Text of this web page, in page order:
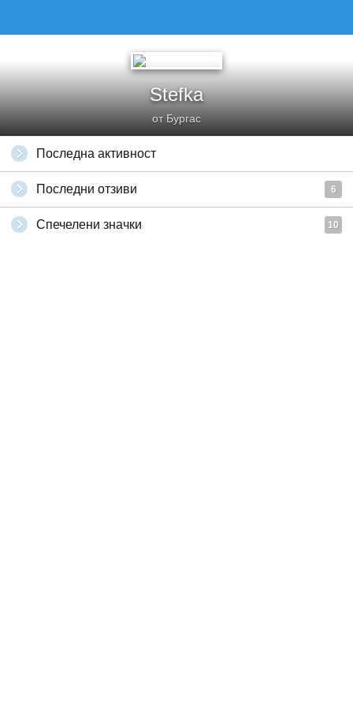
Stefka
от Бургас
Последна активност
Последни отзиви 6
Спечелени значки 10